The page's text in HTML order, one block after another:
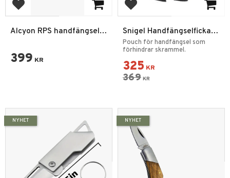
Lägg till i favoriter
Alcyon RPS handfängsel
399 KR
Lägg till i favoriter
Snigel Handfängselficka
Pouch -09
Pouch för handfängsel som
förhindrar skrammel.
325 KR
369 KR
NYHET NYHET